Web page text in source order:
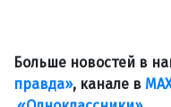
Больше новостей в
правда», канале в